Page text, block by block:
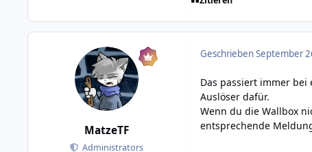
MatzeTF
Administrators
GeschriebenSeptember
Das passiert immer
Auslöser dafür.
Wenn du die Wallbox
entsprechende